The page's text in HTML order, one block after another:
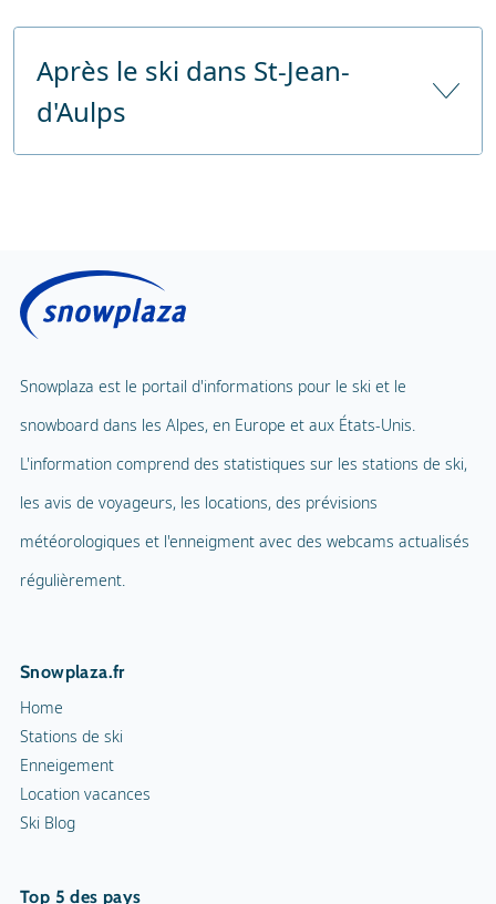
Depuis l'autoroute approx. 35 km
Garde d'enfants à partir de
Nombre d'heures de garde d'enfants
Tapis volant
Terrain de jeux
Mascotte
Après le ski dans St-Jean-
d'Aulps
Solarium public
Massage
Spa et bien-être
Piscine intérieure
Ballade en ballon
Tennis en salle
Sentiers de randonnée
Patinoire intérieure
Patinoire
Snowplaza est le portail d'informations pour le ski et le
snowboard dans les Alpes, en Europe et aux États-Unis.
L'information comprend des statistiques sur les stations de ski,
les avis de voyageurs, les locations, des prévisions
météorologiques et l'enneigment avec des webcams actualisés
régulièrement.
Snowplaza.fr
Home
Stations de ski
Enneigement
Location vacances
Ski Blog
Top 5 des pays